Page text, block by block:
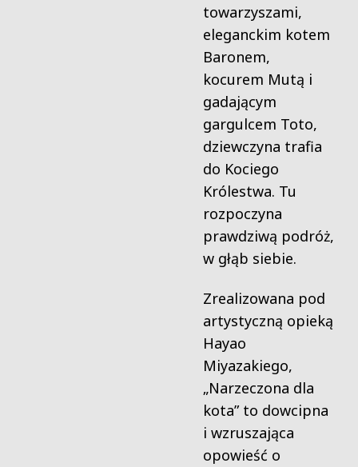
towarzyszami,
eleganckim kotem
Baronem,
kocurem Mutą i
gadającym
gargulcem Toto,
dziewczyna trafia
do Kociego
Królestwa. Tu
rozpoczyna
prawdziwą podróż,
w głąb siebie.
Zrealizowana pod
artystyczną opieką
Hayao
Miyazakiego,
„Narzeczona dla
kota” to dowcipna
i wzruszająca
opowieść o